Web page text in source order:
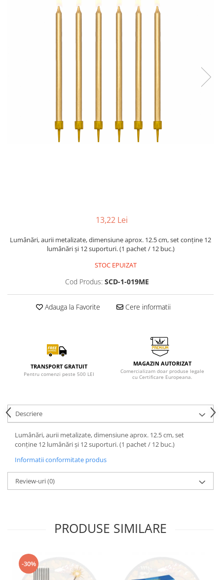
13,22 Lei
Lumânări, aurii metalizate, dimensiune aprox. 12.5 cm, set conține 12
lumânări și 12 suporturi. (1 pachet / 12 buc.)
STOC EPUIZAT
Cod Produs: SCD-1-019ME
Adauga la Favorite Cere informatii
TRANSPORT GRATUIT
Pentru comenzi peste 500 LEI
MAGAZIN AUTORIZAT
Comercializam doar produse legale
cu Certificare Europeana.
Descriere
Lumânări, aurii metalizate, dimensiune aprox. 12.5 cm, set
conține 12 lumânări și 12 suporturi. (1 pachet / 12 buc.)
Informatii conformitate produs
Review-uri(0)
PRODUSE SIMILARE
-30%